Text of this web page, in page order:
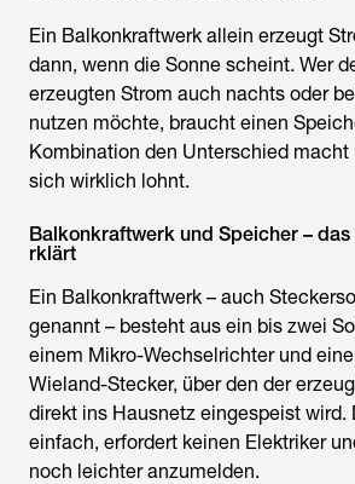
Ein Balkonkraftwerk allein erzeugt
dann, wenn die Sonne scheint. Wer
erzeugten Strom auch nachts oder
nutzen möchte, braucht einen
Kombination den Unterschied macht
sich wirklich lohnt.
Balkonkraftwerk und Speicher –
rklärt
Ein Balkonkraftwerk – auch
genannt – besteht aus ein bis zwei
einem Mikro-Wechselrichter und
Wieland-Stecker, über den der
direkt ins Hausnetz eingespeist wird.
einfach, erfordert keinen Elektriker
noch leichter anzumelden.